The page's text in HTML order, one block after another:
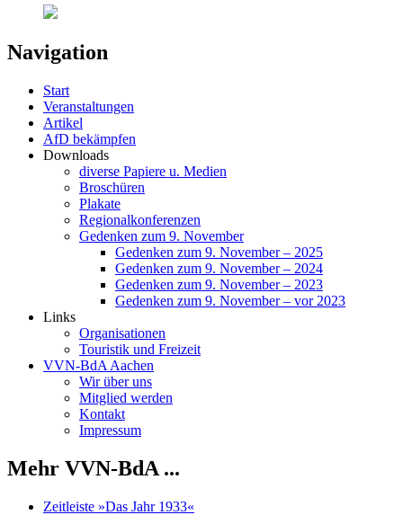
Navigation
Start
Veranstaltungen
Artikel
AfD bekämpfen
Downloads
diverse Papiere u. Medien
Broschüren
Plakate
Regionalkonferenzen
Gedenken zum 9. November
Gedenken zum 9. November – 2025
Gedenken zum 9. November – 2024
Gedenken zum 9. November – 2023
Gedenken zum 9. November – vor 2023
Links
Organisationen
Touristik und Freizeit
VVN-BdA Aachen
Wir über uns
Mitglied werden
Kontakt
Impressum
Mehr VVN-BdA ...
Zeitleiste »Das Jahr 1933«